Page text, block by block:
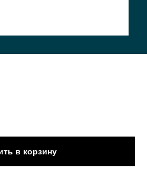
в корзину